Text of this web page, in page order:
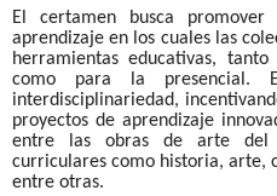
El certamen busca
aprendizaje en los cuales las
herramientas educativas,
como para la presencial.
interdisciplinariedad,
proyectos de aprendizaje
entre las obras de arte del
curriculares como historia, arte,
entre otras.